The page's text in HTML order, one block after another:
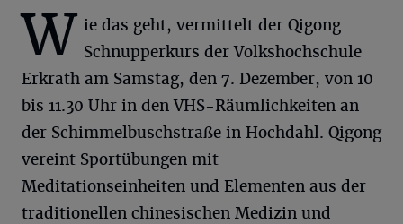
W ie das geht, vermittelt der Qigong
Schnupperkurs der Volkshochschule
Erkrath am Samstag, den 7. Dezember, von 10
bis 11.30 Uhr in den VHS-Räumlichkeiten an
der Schimmelbuschstraße in Hochdahl. Qigong
vereint Sportübungen mit
Meditationseinheiten und Elementen aus der
traditionellen chinesischen Medizin und